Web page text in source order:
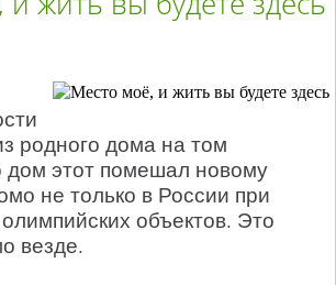
родного дома на том
дом этот помешал новому
не только в России при
объектов. Это
везде.